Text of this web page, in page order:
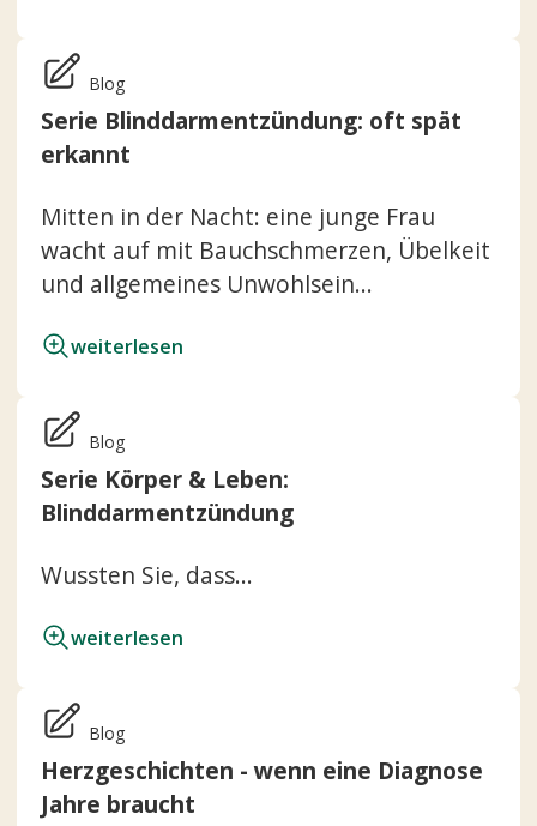
Blog
Serie Blinddarmentzündung: oft spät
erkannt
Mitten in der Nacht: eine junge Frau
wacht auf mit Bauchschmerzen, Übelkeit
und allgemeines Unwohlsein...
weiterlesen
Blog
Serie Körper & Leben:
Blinddarmentzündung
Wussten Sie, dass...
weiterlesen
Blog
Herzgeschichten - wenn eine Diagnose
Jahre braucht